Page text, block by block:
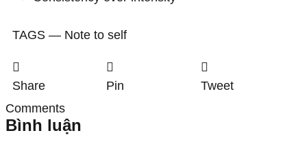
TAGS ― Note to self
Share Pin
Tweet
Comments
Bình luận